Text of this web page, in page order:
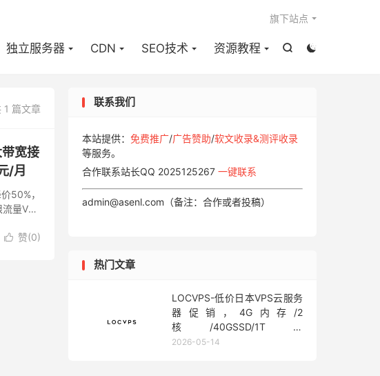


独立服务器 CDN SEO技术 资源教程
旗下站点
1 篇文章
宽接
/月
50%，
量VPS
 赞(0)
联系我们
本站提供： 免费推广/广告赞助/软文收录&测评收录
等服务。
合作联系站长QQ 2025125267 一键联系
admin@asenl.com（备注：合作或者投稿）
热门文章
LOCVPS-低价日本VPS云服务
器促销，4G内存/2
核/40GSSD/1T流
量/450Mbps带宽，低至36元/
2026-05-14